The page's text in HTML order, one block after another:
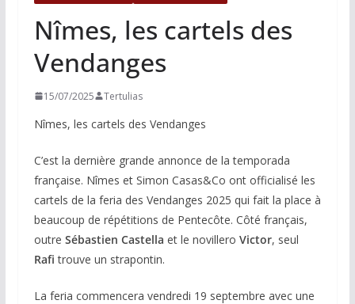
Nîmes, les cartels des
Vendanges
15/07/2025 Tertulias
Nîmes, les cartels des Vendanges
C’est la dernière grande annonce de la temporada
française. Nîmes et Simon Casas&Co ont officialisé les
cartels de la feria des Vendanges 2025 qui fait la place à
beaucoup de répétitions de Pentecôte. Côté français,
outre Sébastien Castella et le novillero Victor, seul
Rafi trouve un strapontin.
La feria commencera vendredi 19 septembre avec une